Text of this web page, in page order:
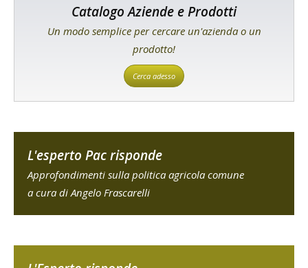
Catalogo Aziende e Prodotti
Un modo semplice per cercare un'azienda o un
prodotto!
Cerca adesso
L'esperto Pac risponde
Approfondimenti sulla politica agricola comune
a cura di Angelo Frascarelli